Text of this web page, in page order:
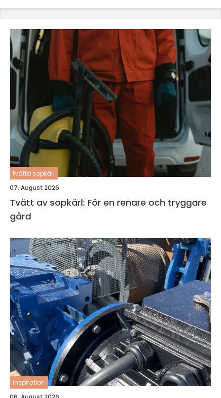
tvätta sopkärl
07. August 2026
Tvätt av sopkärl: För en renare och tryggare
gård
inspiration